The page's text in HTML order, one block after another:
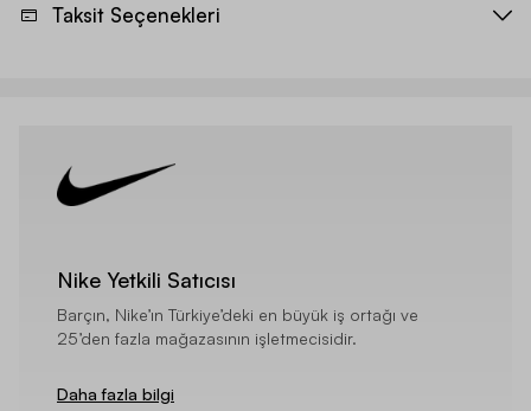
Taksit Seçenekleri
Nike Yetkili Satıcısı
Barçın, Nike’ın Türkiye’deki en büyük iş ortağı ve
25’den fazla mağazasının işletmecisidir.
Daha fazla bilgi